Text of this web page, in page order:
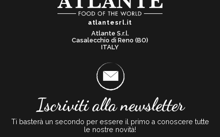
atlantesrl.it
Atlante S.r.l.
Casalecchio di Reno (BO)
ITALY
Iscriviti alla newsletter
Ti basterà un secondo per essere il primo a conoscere tutte
le nostre novità!